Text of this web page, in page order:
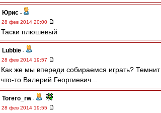
Юрис -
28 фев 2014 20:00
Таски плюшевый
Lubbie -
28 фев 2014 19:57
Как же мы впереди собираемся играть? Темнит
что-то Валерий Георгиевич...
Torero_rw-
28 фев 2014 19:55